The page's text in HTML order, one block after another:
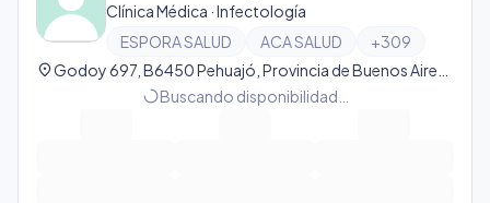
Clínica Médica · Infectología
ESPORA SALUD
ACA SALUD +309
location_on
progress_activityBuscando disponibilidad…